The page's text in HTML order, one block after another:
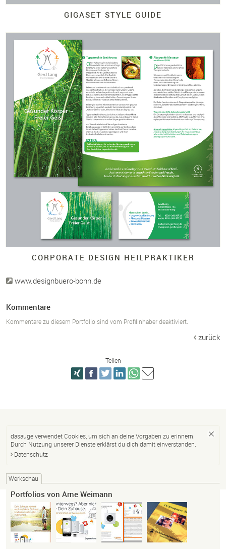
GIGASET STYLE GUIDE
CORPORATE DESIGN HEILPRAKTIKER
www.designbuero-bonn.de
Kommentare
Kommentare zu diesem Portfolio sind vom Profilinhaber deaktiviert.
zurück
Teilen
dasauge verwendet Cookies, um sich an deine Vorgaben zu erinnern.
Durch Nutzung unserer Dienste erklärst du dich damit einverstanden.
Datenschutz
Werkschau
Portfolios von Arne Weimann